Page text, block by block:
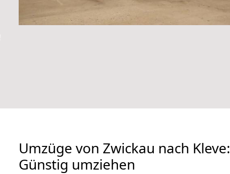
Umzüge von Zwickau nach Kleve:
Günstig umziehen